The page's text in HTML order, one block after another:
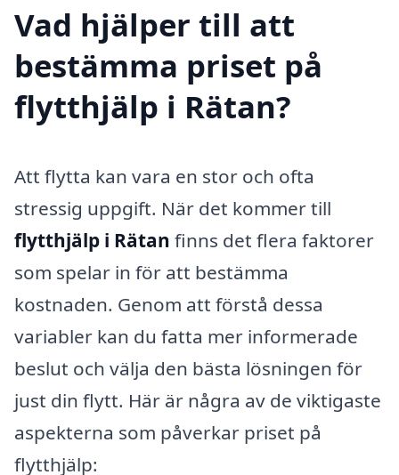
Vad hjälper till att
bestämma priset på
flytthjälp i Rätan?
Att flytta kan vara en stor och ofta
stressig uppgift. När det kommer till
flytthjälp i Rätan finns det flera faktorer
som spelar in för att bestämma
kostnaden. Genom att förstå dessa
variabler kan du fatta mer informerade
beslut och välja den bästa lösningen för
just din flytt. Här är några av de viktigaste
aspekterna som påverkar priset på
flytthjälp: